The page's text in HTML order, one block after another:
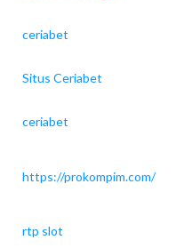
ceriabet
Situs Ceriabet
ceriabet
https://prokompim.com/
rtp slot